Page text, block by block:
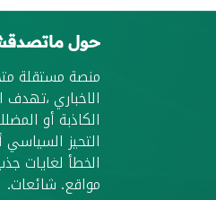
حول
منصة مستقلة
الاخباري
الكاذبة أو
التحيز السياسي
الخطأ لغايات
مواقع. شائعات.